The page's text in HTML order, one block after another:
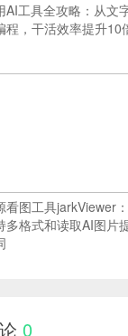
AI工具全攻略：从文
程，干活效率提升10
看图工具jarkViewer：
多格式和读取AI图片
0